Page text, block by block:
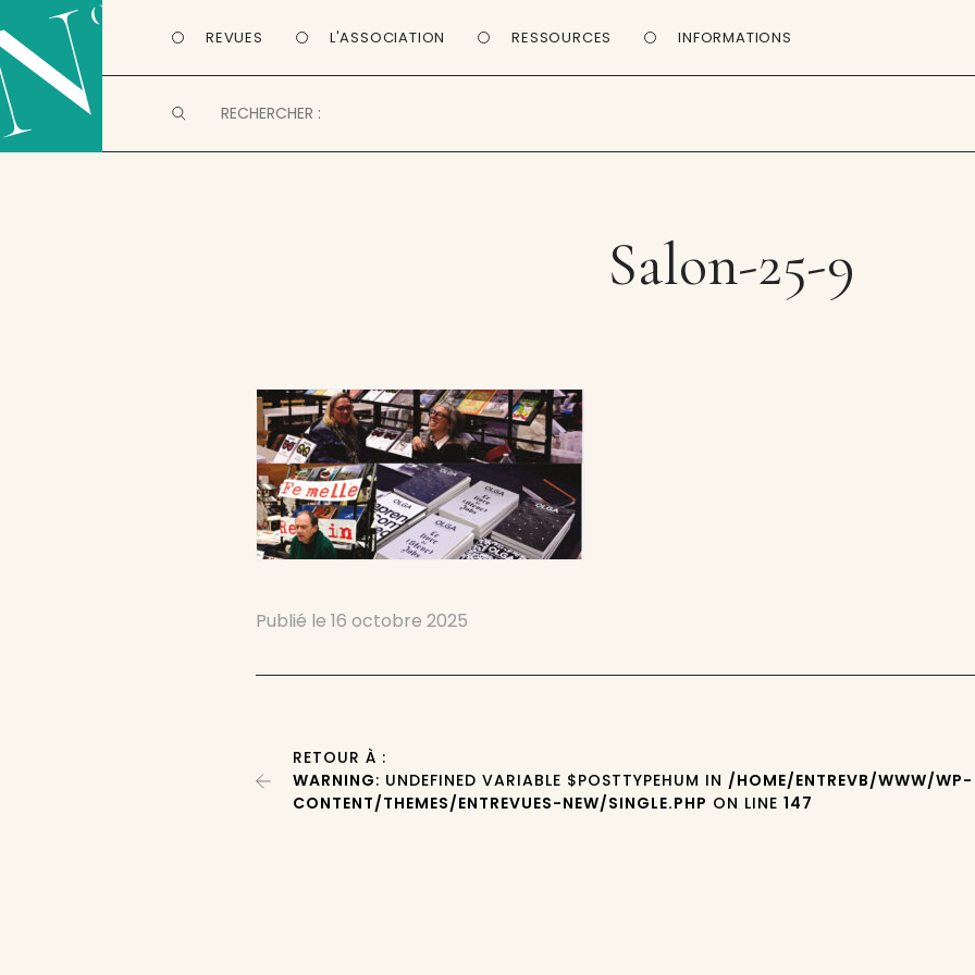
REVUES L'ASSOCIATION RESSOURCES INFORMATIONS
Salon-25-9
Publié le16 octobre 2025
RETOUR À :
WARNING: UNDEFINED VARIABLE $POSTTYPEHUM IN /HOME/ENTREVB/WWW/WP-
CONTENT/THEMES/ENTREVUES-NEW/SINGLE.PHP ON LINE147